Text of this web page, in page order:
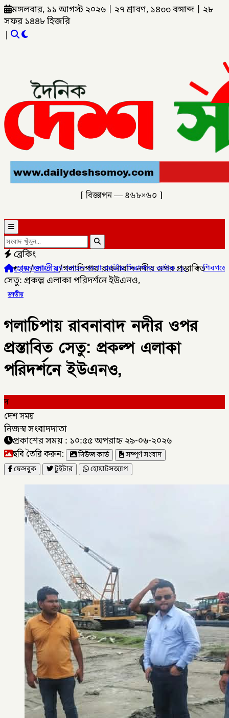
মঙ্গলবার, ১১ আগস্ট ২০২৬ ২৭ শ্রাবণ, ১৪৩৩ বঙ্গাব্দ
২৮
সফর ১৪৪৮ হিজরি
|
[ বিজ্ঞাপন — ৪৬৮×৬০ ]
ব্রেকিং
নেশা জাতীয় সিরাপসহ আটক -১,✦শিবগঞ্জে এসএসসিতে এক
হোম/জাতীয়/গলাচিপায় রাবনাবাদ নদীর ওপর প্রস্তাবিত
সেতু: প্রকল্প এলাকা পরিদর্শনে ইউএনও,
জাতীয়
গলাচিপায় রাবনাবাদ নদীর ওপর
প্রস্তাবিত সেতু: প্রকল্প এলাকা
পরিদর্শনে ইউএনও,
দ
দেশ সময়
নিজস্ব সংবাদদাতা
প্রকাশের সময় : ১০:৫৫ অপরাহ্ন ২৯-০৬-২০২৬
ছবি তৈরি করুন: নিউজ কার্ড
সম্পূর্ণ সংবাদ
ফেসবুক
টুইটার হোয়াটসঅ্যাপ